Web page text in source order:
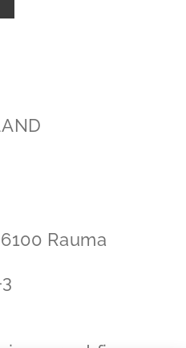
Rauma